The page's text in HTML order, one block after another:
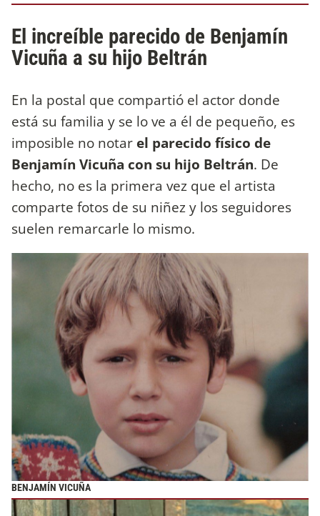
El increíble parecido de Benjamín
Vicuña a su hijo Beltrán
En la postal que compartió el actor donde
está su familia y se lo ve a él de pequeño, es
imposible no notar el parecido físico de
Benjamín Vicuña con su hijo Beltrán. De
hecho, no es la primera vez que el artista
comparte fotos de su niñez y los seguidores
suelen remarcarle lo mismo.
BENJAMÍN VICUÑA